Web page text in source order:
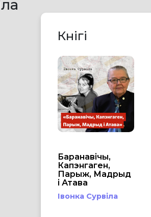
Кнігі
Баранавічы,
Капэнгаген,
Парыж, Мадрыд
і Атава
Івонка Сурвіла